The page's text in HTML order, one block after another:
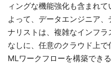
ィングな機能強化も含まれ
よって、データエンジニア
ナリストは、複雑なインフ
なしに、任意のクラウド上で
MLワークフローを構築でき